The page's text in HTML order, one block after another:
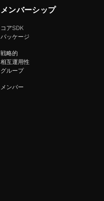
メンバーシップ
コアSDK
パッケージ
戦略的
相互運用性
グループ
メンバー